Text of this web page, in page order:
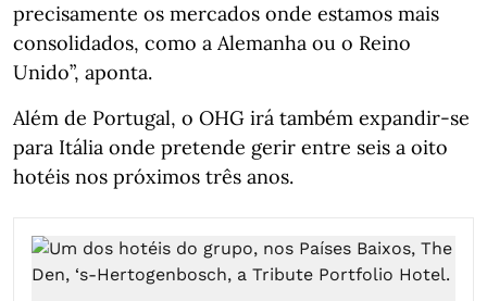
precisamente os mercados onde estamos mais
consolidados, como a Alemanha ou o Reino
Unido”, aponta.
Além de Portugal, o OHG irá também expandir-se
para Itália onde pretende gerir entre seis a oito
hotéis nos próximos três anos.